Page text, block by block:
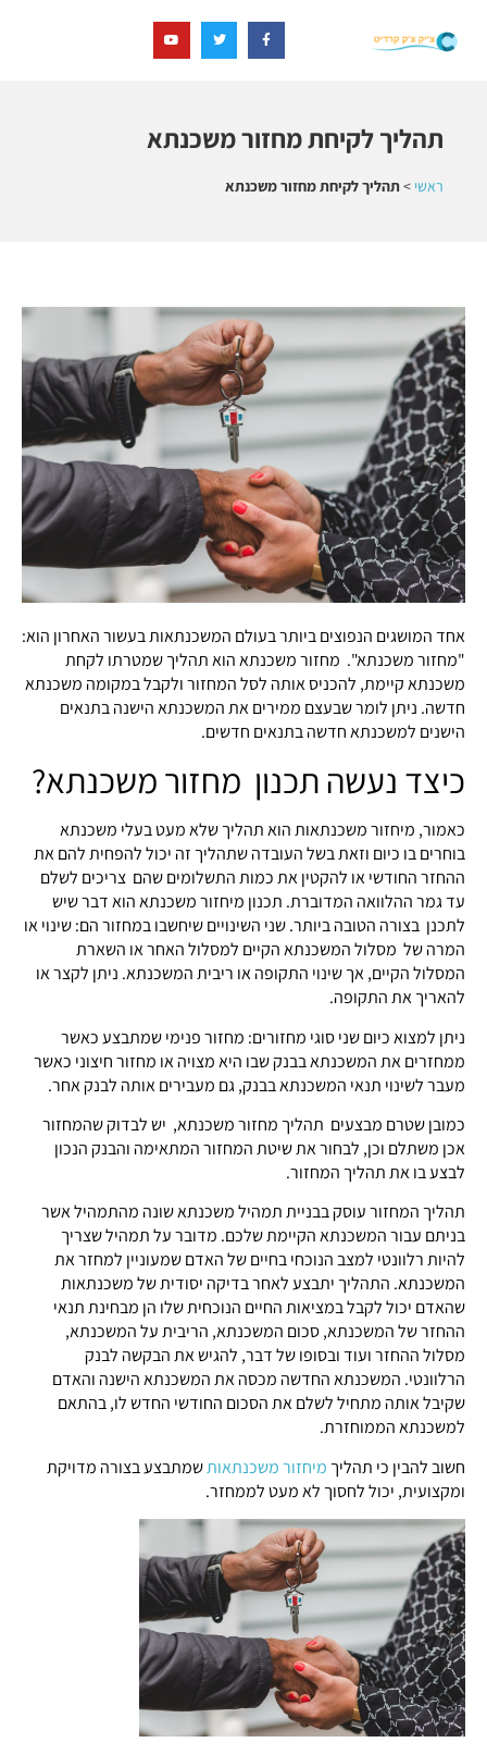
תהליך לקיחת מחזור משכנתא
ראשי >תהליך לקיחת מחזור משכנתא
אחד המושגים הנפוצים ביותר בעולם המשכנתאות בעשור האחרון הוא:
"מחזור משכנתא". מחזור משכנתא הוא תהליך שמטרתו לקחת
משכנתא קיימת, להכניס אותה לסל המחזור ולקבל במקומה משכנתא
חדשה. ניתן לומר שבעצם ממירים את המשכנתא הישנה בתנאים
הישנים למשכנתא חדשה בתנאים חדשים.
כיצד נעשה תכנון מחזור משכנתא?
כאמור, מיחזור משכנתאות הוא תהליך שלא מעט בעלי משכנתא
בוחרים בו כיום וזאת בשל העובדה שתהליך זה יכול להפחית להם את
ההחזר החודשי או להקטין את כמות התשלומים שהם צריכים לשלם
עד גמר ההלוואה המדוברת. תכנון מיחזור משכנתא הוא דבר שיש
לתכנן בצורה הטובה ביותר. שני השינויים שיחשבו במחזור הם: שינוי או
המרה של מסלול המשכנתא הקיים למסלול האחר או השארת
המסלול הקיים, אך שינוי התקופה או ריבית המשכנתא. ניתן לקצר או
להאריך את התקופה.
ניתן למצוא כיום שני סוגי מחזורים: מחזור פנימי שמתבצע כאשר
ממחזרים את המשכנתא בבנק שבו היא מצויה או מחזור חיצוני כאשר
מעבר לשינוי תנאי המשכנתא בבנק, גם מעבירים אותה לבנק אחר.
כמובן שטרם מבצעים תהליך מחזור משכנתא, יש לבדוק שהמחזור
אכן משתלם וכן, לבחור את שיטת המחזור המתאימה והבנק הנכון
לבצע בו את תהליך המחזור.
תהליך המחזור עוסק בבניית תמהיל משכנתא שונה מהתמהיל אשר
בניתם עבור המשכנתא הקיימת שלכם. מדובר על תמהיל שצריך
להיות רלוונטי למצב הנוכחי בחיים של האדם שמעוניין למחזר את
המשכנתא. התהליך יתבצע לאחר בדיקה יסודית של משכנתאות
שהאדם יכול לקבל במציאות החיים הנוכחית שלו הן מבחינת תנאי
ההחזר של המשכנתא, סכום המשכנתא, הריבית על המשכנתא,
מסלול ההחזר ועוד ובסופו של דבר, להגיש את הבקשה לבנק
הרלוונטי. המשכנתא החדשה מכסה את המשכנתא הישנה והאדם
שקיבל אותה מתחיל לשלם את הסכום החודשי החדש לו, בהתאם
למשכנתא הממוחזרת.
חשוב להבין כי תהליךמיחזור משכנתאותשמתבצע בצורה מדויקת
ומקצועית, יכול לחסוך לא מעט לממחזר.